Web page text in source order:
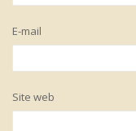
E-mail
Site web